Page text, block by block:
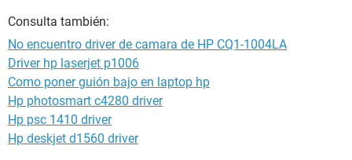
Consulta también:
No encuentro driver de camara de HP CQ1-1004LA
Driver hp laserjet p1006
Como poner guión bajo en laptop hp
Hp photosmart c4280 driver
Hp psc 1410 driver
Hp deskjet d1560 driver